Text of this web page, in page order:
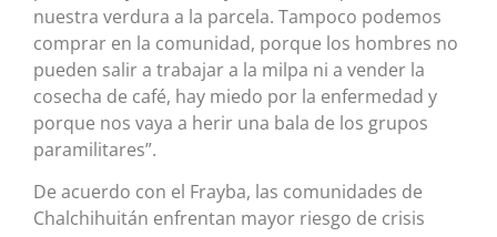
nuestra verdura a la parcela. Tampoco podemos
comprar en la comunidad, porque los hombres no
pueden salir a trabajar a la milpa ni a vender la
cosecha de café, hay miedo por la enfermedad y
porque nos vaya a herir una bala de los grupos
paramilitares”.
De acuerdo con el Frayba, las comunidades de
Chalchihuitán enfrentan mayor riesgo de crisis